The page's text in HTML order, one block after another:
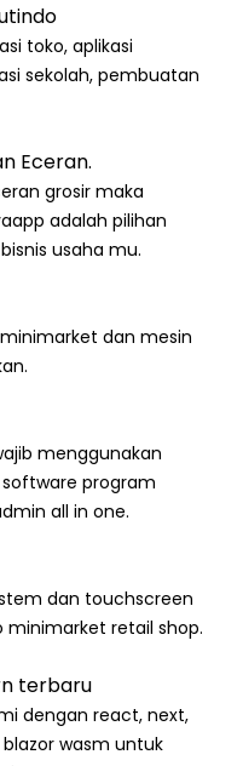
toko, aplikasi
sekolah, pembuatan
Eceran.
grosir maka
adalah pilihan
usaha mu.
dan mesin
menggunakan
software program
all in one.
dan touchscreen
retail shop.
terbaru
dengan react, next,
wasm untuk